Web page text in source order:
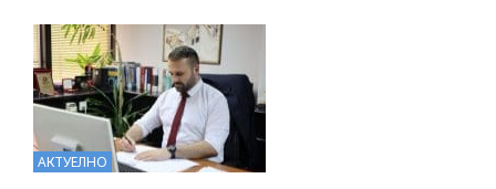
АКТУЕЛНО